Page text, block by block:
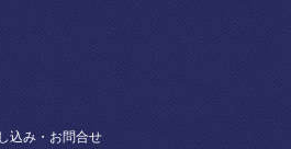
込み・お問合せ